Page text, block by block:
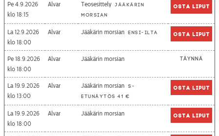
Pe 4.9.2026
18:15
Alvar Teosesittely Jääkärin
morsian
Osta liput
La 12.9.2026
18:00
Alvar Jääkärin morsian Ensi-ilta Osta liput
Pe 18.9.2026
18:00
Alvar Jääkärin morsian Täynnä
La 19.9.2026
13:00
Alvar Jääkärin morsian
S-
etunäytös 41 €
Osta liput
La 19.9.2026
18:00
Alvar Jääkärin morsian Osta liput